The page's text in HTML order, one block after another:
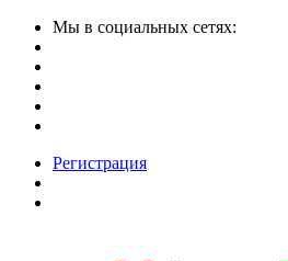
Мы в социальных сетях:
Регистрация